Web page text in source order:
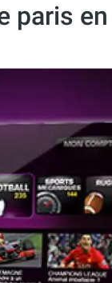
paris en